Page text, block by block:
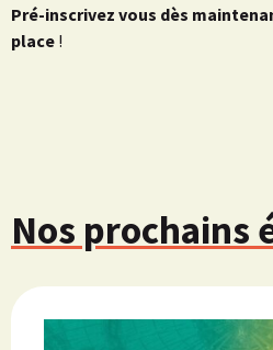
Pré-inscrivez vous dès
place !
Nos prochains